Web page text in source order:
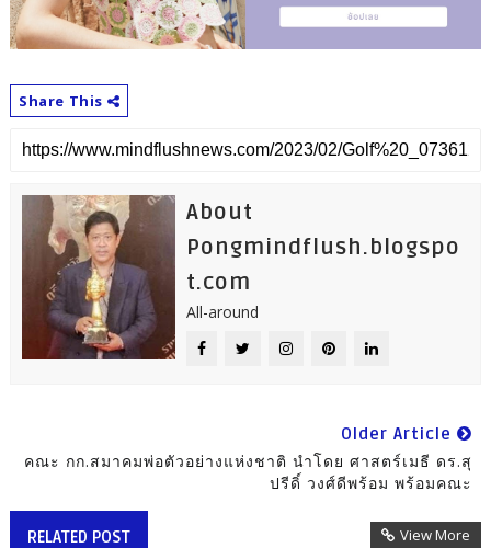
Share This
About
Pongmindflush.blogspo
t.com
All-around
Older Article
คณะ กก.สมาคมพ่อตัวอย่างแห่งชาติ นำโดย ศาสตร์เมธี ดร.สุ
ปรีดิ์ วงศ์ดีพร้อม พร้อมคณะ
RELATED POST View More